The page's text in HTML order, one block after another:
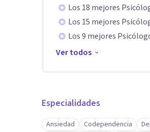
Los 18 mejores
Los 15 mejores
Los 9 mejores
Ver todos
Especialidades
Ansiedad Codependencia